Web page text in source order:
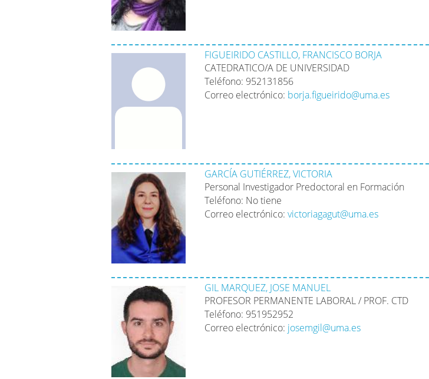
FIGUEIRIDO CASTILLO, FRANCISCO BORJA
CATEDRATICO/A DE UNIVERSIDAD
Teléfono: 952131856
Correo electrónico: borja.figueirido@uma.es
GARCÍA GUTIÉRREZ, VICTORIA
Personal Investigador Predoctoral en Formación
Teléfono: No tiene
Correo electrónico:victoriagagut@uma.es
GIL MARQUEZ, JOSE MANUEL
PROFESOR PERMANENTE LABORAL / PROF. CTD
Teléfono: 951952952
Correo electrónico: josemgil@uma.es